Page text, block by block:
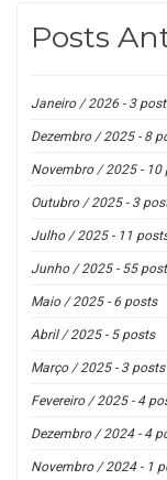
Posts
Janeiro / 2026 - 3
Dezembro / 2025 - 8
Novembro / 2025 - 10
Outubro / 2025 - 3
Julho / 2025 - 11
Junho / 2025 - 55
Maio / 2025 - 6 posts
Abril / 2025 - 5 posts
Março / 2025 - 3 posts
Fevereiro / 2025 - 4
Dezembro / 2024 - 4
Novembro / 2024 - 1